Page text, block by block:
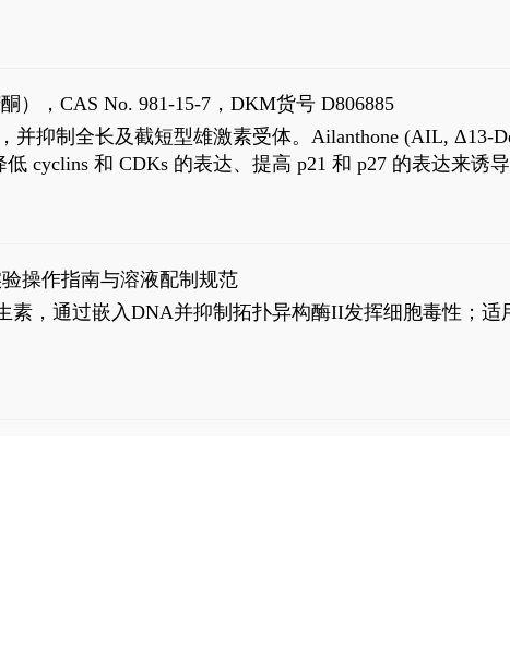
），CAS No. 981-15-7，DKM货号 D806885
抑制全长及截短型雄激素受体。Ailanthone (AIL, Δ13-
cyclins 和 CDKs 的表达、提高 p21 和 p27 的表达来诱
(AR-Vs, AR1-651)的抑制剂，对应的IC50值分别为69 nM
操作指南与溶液配制规范
，通过嵌入DNA并抑制拓扑异构酶II发挥细胞毒性；适